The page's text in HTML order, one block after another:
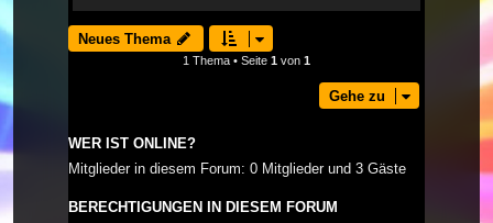
Neues Thema
1 Thema • Seite 1 von 1
Gehe zu
WER IST ONLINE?
Mitglieder in diesem Forum: 0 Mitglieder und 3 Gäste
BERECHTIGUNGEN IN DIESEM FORUM